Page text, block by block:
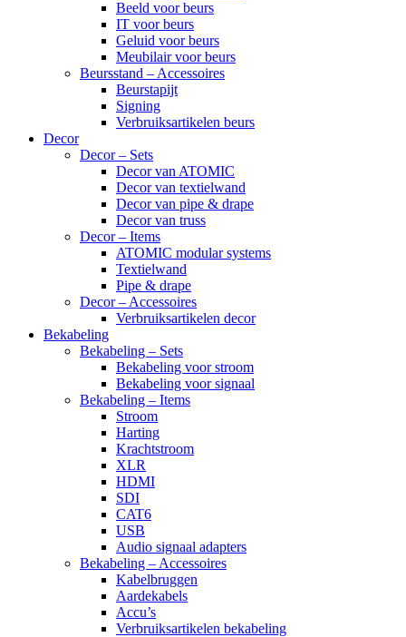
Beeld voor beurs
IT voor beurs
Geluid voor beurs
Meubilair voor beurs
Beursstand – Accessoires
Beurstapijt
Signing
Verbruiksartikelen beurs
Decor
Decor – Sets
Decor van ATOMIC
Decor van textielwand
Decor van pipe & drape
Decor van truss
Decor – Items
ATOMIC modular systems
Textielwand
Pipe & drape
Decor – Accessoires
Verbruiksartikelen decor
Bekabeling
Bekabeling – Sets
Bekabeling voor stroom
Bekabeling voor signaal
Bekabeling – Items
Stroom
Harting
Krachtstroom
XLR
HDMI
SDI
CAT6
USB
Audio signaal adapters
Bekabeling – Accessoires
Kabelbruggen
Aardekabels
Accu’s
Verbruiksartikelen bekabeling